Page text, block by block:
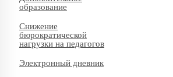
образование
Снижение
бюрократической
нагрузки на педагогов
Электронный дневник